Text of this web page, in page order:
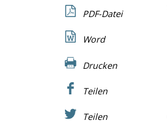
PDF-Datei
Word
Drucken
Teilen
Teilen